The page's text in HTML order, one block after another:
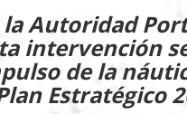
Autoridad
intervención
de la
Estratégico